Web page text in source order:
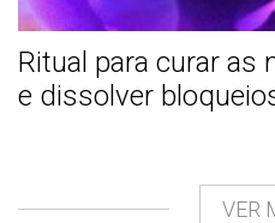
Ritual para curar as
e dissolver
VER